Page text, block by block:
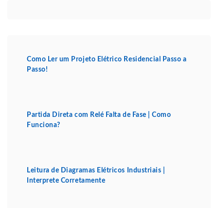
Como Ler um Projeto Elétrico Residencial Passo a
Passo!
Partida Direta com Relé Falta de Fase | Como
Funciona?
Leitura de Diagramas Elétricos Industriais |
Interprete Corretamente